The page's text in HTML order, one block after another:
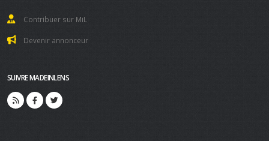
Contribuer sur MiL
Devenir annonceur
SUIVRE MADEINLENS